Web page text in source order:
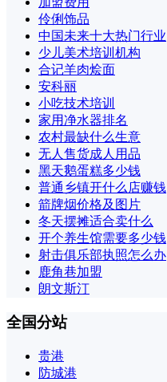
伶俐饰品
中国未来十大热门行业
少儿美术培训机构
合记羊肉烩面
安科丽
小吃技术培训
家用净水器排名
农村最缺什么生意
无人售货成人用品
黑天鹅蛋糕多少钱
普通乡镇开什么店赚钱
箭牌烟价格及图片
冬天摆摊适合卖什么
开个养生馆需要多少钱
射击俱乐部执照怎么办
鹿角巷加盟
朗文斯汀
全国分站
贵港
防城港